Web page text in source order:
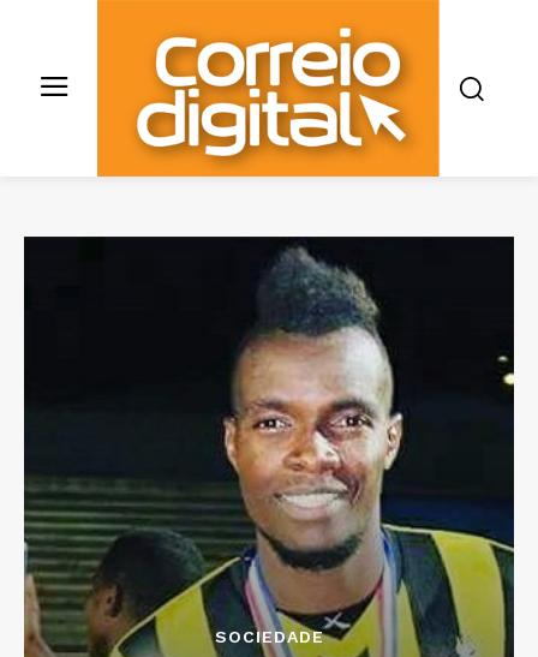
SOCIEDADE